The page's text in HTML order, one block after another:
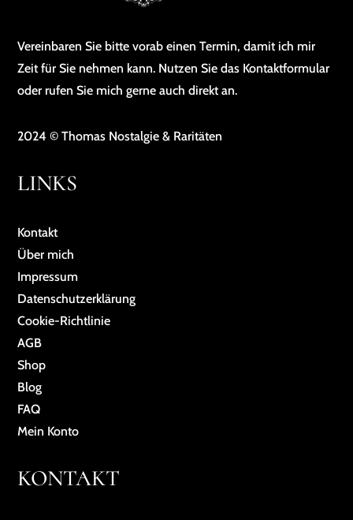
Vereinbaren Sie bitte vorab einen Termin, damit ich mir
Zeit für Sie nehmen kann. Nutzen Sie das Kontaktformular
oder rufen Sie mich gerne auch direkt an.
2024 © Thomas Nostalgie & Raritäten
LINKS
Kontakt
Über mich
Impressum
Da­ten­schutz­er­klä­rung
Cookie-Richtlinie
AGB
Shop
Blog
FAQ
Mein Konto
KONTAKT